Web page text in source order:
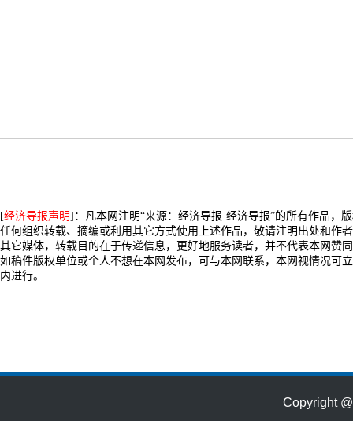
[经济导报声明]：凡本网注明“来源：经济导报·经济导报”的所有作品，
任何组织转载、摘编或利用其它方式使用上述作品，敬请注明出处和作
其它媒体，转载目的在于传递信息，更好地服务读者，并不代表本网赞
如稿件版权单位或个人不想在本网发布，可与本网联系，本网视情况可
内进行。
Copyright